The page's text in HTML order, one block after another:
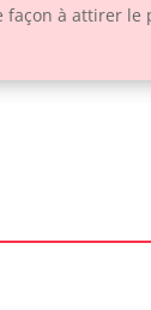
façon à attirer